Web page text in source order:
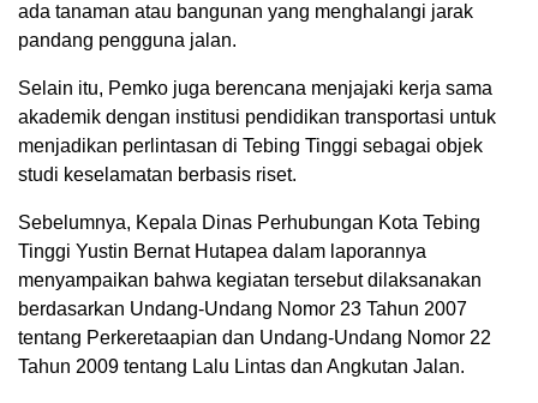
ada tanaman atau bangunan yang menghalangi jarak
pandang pengguna jalan.
Selain itu, Pemko juga berencana menjajaki kerja sama
akademik dengan institusi pendidikan transportasi untuk
menjadikan perlintasan di Tebing Tinggi sebagai objek
studi keselamatan berbasis riset.
Sebelumnya, Kepala Dinas Perhubungan Kota Tebing
Tinggi Yustin Bernat Hutapea dalam laporannya
menyampaikan bahwa kegiatan tersebut dilaksanakan
berdasarkan Undang-Undang Nomor 23 Tahun 2007
tentang Perkeretaapian dan Undang-Undang Nomor 22
Tahun 2009 tentang Lalu Lintas dan Angkutan Jalan.